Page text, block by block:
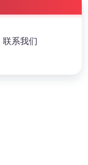
联系我们